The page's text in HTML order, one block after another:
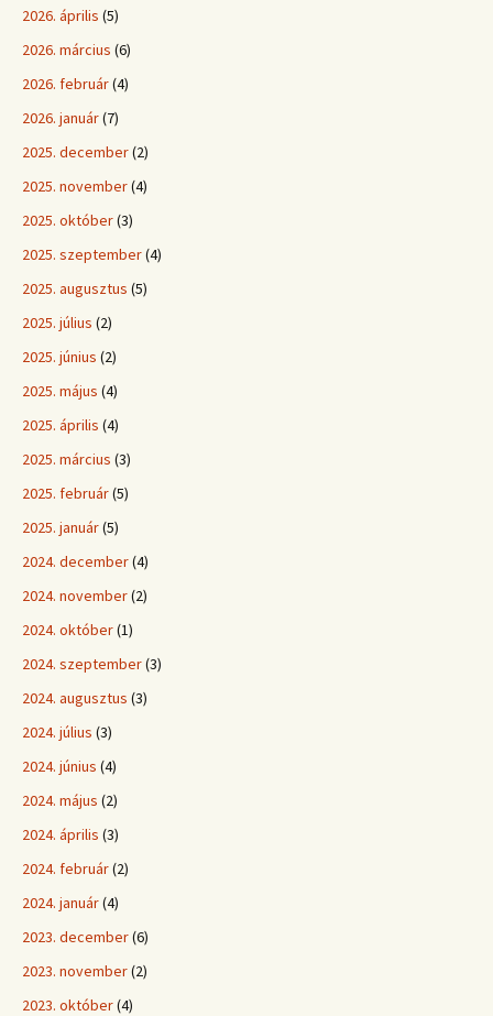
2026. április (5)
2026. március (6)
2026. február(4)
2026. január(7)
2025. december(2)
2025. november(4)
2025. október(3)
2025. szeptember(4)
2025. augusztus (5)
2025. július (2)
2025. június (2)
2025. május (4)
2025. április (4)
2025. március (3)
2025. február(5)
2025. január(5)
2024. december(4)
2024. november(2)
2024. október(1)
2024. szeptember(3)
2024. augusztus (3)
2024. július (3)
2024. június (4)
2024. május (2)
2024. április (3)
2024. február(2)
2024. január(4)
2023. december(6)
2023. november(2)
2023. október(4)